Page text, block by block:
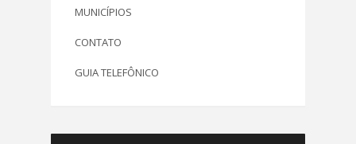
MUNICÍPIOS
CONTATO
GUIA TELEFÔNICO